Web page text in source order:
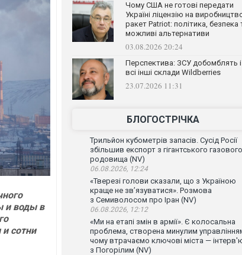
и воды в
сотни
Чому США не готові передати
Україні ліцензію на
ракет Patriot: політика, безпека
можливі альтернативи
03.08.2026 20:24
Перспектива: ЗСУ добомблять і
всі інші склади Wildberries
23.07.2026 11:31
БЛОГОСТРІЧКА
Трильйон кубометрів запасів. Сусід Росії
збільшив експорт з гігантського газового
родовища (NV)
06.08.2026, 12:24
«Тверезі голови сказали, що з Україною
краще не зв’язуватися». Розмова
з Семиволосом про Іран (NV)
06.08.2026, 12:12
«Ми на етапі змін в армії». Є колосальна
проблема, створена минулим
чому втрачаємо ключові міста —
з Погорілим (NV)